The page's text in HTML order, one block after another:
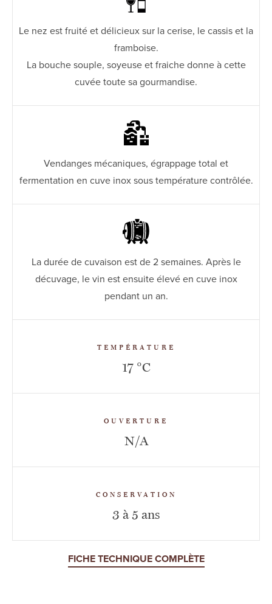
Le nez est fruité et délicieux sur la cerise, le cassis et la
framboise.
La bouche souple, soyeuse et fraiche donne à cette
cuvée toute sa gourmandise.
Vendanges mécaniques, égrappage total et
fermentation en cuve inox sous température contrôlée.
La durée de cuvaison est de 2 semaines. Après le
décuvage, le vin est ensuite élevé en cuve inox
pendant un an.
TEMPÉRATURE
17 °C
OUVERTURE
N/A
CONSERVATION
3 à 5 ans
FICHE TECHNIQUE COMPLÈTE